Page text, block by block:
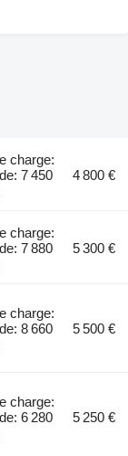
charge:
7 450
4 800 €
charge:
7 880
5 300 €
charge:
8 660
5 500 €
charge:
6 280
5 250 €